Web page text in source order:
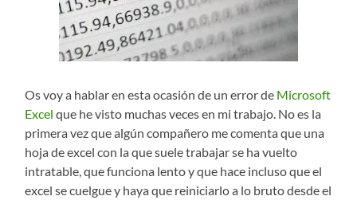
Os voy a hablar en esta ocasión de un error de Microsoft
Excel que he visto muchas veces en mi trabajo. No es la
primera vez que algún compañero me comenta que una
hoja de excel con la que suele trabajar se ha vuelto
intratable, que funciona lento y que hace incluso que el
excel se cuelgue y haya que reiniciarlo a lo bruto desde el